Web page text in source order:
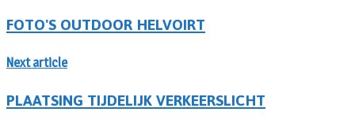
FOTO'S OUTDOOR HELVOIRT
Next article
PLAATSING TIJDELIJK VERKEERSLICHT